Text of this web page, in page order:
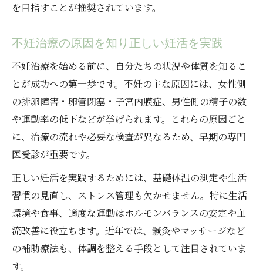
を目指すことが推奨されています。
不妊治療の原因を知り正しい妊活を実践
不妊治療を始める前に、自分たちの状況や体質を知るこ
とが成功への第一歩です。不妊の主な原因には、女性側
の排卵障害・卵管閉塞・子宮内膜症、男性側の精子の数
や運動率の低下などが挙げられます。これらの原因ごと
に、治療の流れや必要な検査が異なるため、早期の専門
医受診が重要です。
正しい妊活を実践するためには、基礎体温の測定や生活
習慣の見直し、ストレス管理も欠かせません。特に生活
環境や食事、適度な運動はホルモンバランスの安定や血
流改善に役立ちます。近年では、鍼灸やマッサージなど
の補助療法も、体調を整える手段として注目されていま
す。